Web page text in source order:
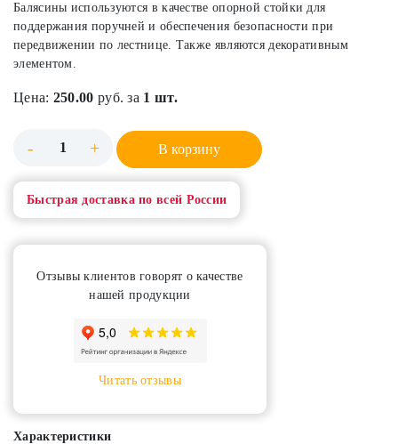
Балясины используются в качестве опорной стойки для
поддержания поручней и обеспечения безопасности при
передвижении по лестнице. Также являются декоративным
элементом.
Цена: 250.00 руб. за 1 шт.
- + В корзину
Быстрая доставка по всей России
Отзывы клиентов говорят о качестве
нашей продукции
Читать отзывы
Характеристики